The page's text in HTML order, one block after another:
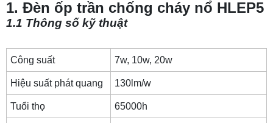
2.1 Thông số kỹ thuật
2.2 Đặc điểm cấu tạo
3. Đèn ốp trần chống cháy nổ HLEP6 54w
3.1 Thông số kỹ thuật
3.2 Đặc điểm cấu tạo
1. Đèn ốp trần chống cháy nổ HLEP5
1.1 Thông số kỹ thuật
Công suất 7w, 10w, 20w
Hiệu suất phát quang 130lm/w
Tuổi thọ 65000h